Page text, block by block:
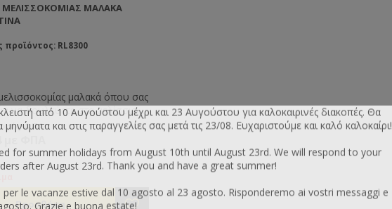
ΜΕΛΙΣΣΟΚΟΜΊΑΣ ΜΑΛΑΚΆ
προϊόντος: RL8300
μαλακά όπου σας
να δουλεύετε στα μελίσσια
τα κεντρίσματα, ενώ
σας επιτρέπουν να κάνετε
με ιδιαίτερη ευκολία.
ΦΠΑ
από 10 Αυγούστου μέχρι και 23 Αυγούστου για καλοκαιρινές διακοπές. Θα
και στις παραγγελίες σας μετά τις 23/08. Ευχαριστούμε και καλό καλοκαίρι!
for summer holidays from August 10th until August 23rd. We will respond to your
after August 23rd. Thank you and have a great summer!
per le vacanze estive dal 10 agosto al 23 agosto. Risponderemo ai vostri messaggi e
Grazie e buona estate!